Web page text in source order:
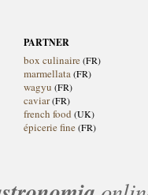
PARTNER
box culinaire(FR)
marmellata(FR)
wagyu (FR)
caviar(FR)
french food (UK)
épicerie fine(FR)